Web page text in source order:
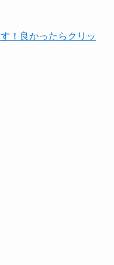
！良かったらクリッ